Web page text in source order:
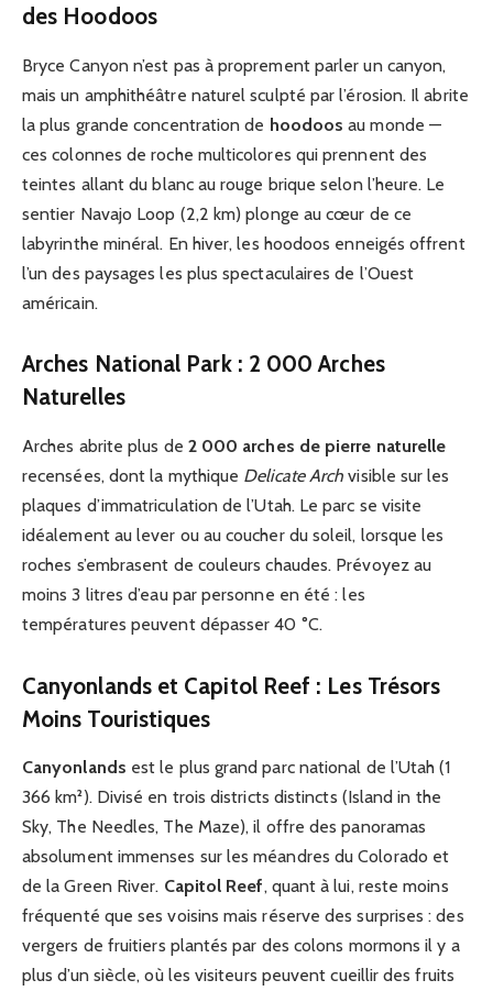
des Hoodoos
Bryce Canyon n’est pas à proprement parler un canyon,
mais un amphithéâtre naturel sculpté par l’érosion. Il abrite
la plus grande concentration de hoodoos au monde —
ces colonnes de roche multicolores qui prennent des
teintes allant du blanc au rouge brique selon l’heure. Le
sentier Navajo Loop (2,2 km) plonge au cœur de ce
labyrinthe minéral. En hiver, les hoodoos enneigés offrent
l’un des paysages les plus spectaculaires de l’Ouest
américain.
Arches National Park : 2 000 Arches
Naturelles
Arches abrite plus de 2 000 arches de pierre naturelle
recensées, dont la mythique Delicate Arch visible sur les
plaques d’immatriculation de l’Utah. Le parc se visite
idéalement au lever ou au coucher du soleil, lorsque les
roches s’embrasent de couleurs chaudes. Prévoyez au
moins 3 litres d’eau par personne en été : les
températures peuvent dépasser 40 °C.
Canyonlands et Capitol Reef : Les Trésors
Moins Touristiques
Canyonlands est le plus grand parc national de l’Utah (1
366 km²). Divisé en trois districts distincts (Island in the
Sky, The Needles, The Maze), il offre des panoramas
absolument immenses sur les méandres du Colorado et
de la Green River. Capitol Reef, quant à lui, reste moins
fréquenté que ses voisins mais réserve des surprises : des
vergers de fruitiers plantés par des colons mormons il y a
plus d’un siècle, où les visiteurs peuvent cueillir des fruits